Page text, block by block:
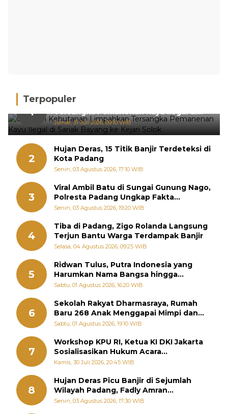
Terpopuler
1
Gakkum Kehutanan Limpahkan
Tersangka Pemanenan Kayu Ilegal di
Sariak Bayang ke Kejari Solok
Jumat, 31 Juli 2026, 09:10 WIB
2
Hujan Deras, 15 Titik Banjir Terdeteksi di
Kota Padang
Senin, 03 Agustus 2026, 17:10 WIB
3
Viral Ambil Batu di Sungai Gunung Nago,
Polresta Padang Ungkap Fakta
Sebenarnya
Senin, 03 Agustus 2026, 19:20 WIB
4
Tiba di Padang, Zigo Rolanda Langsung
Terjun Bantu Warga Terdampak Banjir
Selasa, 04 Agustus 2026, 09:25 WIB
5
Ridwan Tulus, Putra Indonesia yang
Harumkan Nama Bangsa hingga
Diabadikan dalam Buku Jepang
Sabtu, 01 Agustus 2026, 16:20 WIB
6
Sekolah Rakyat Dharmasraya, Rumah
Baru 268 Anak Menggapai Mimpi dan
Memutus Rantai Kemiskinan
Sabtu, 01 Agustus 2026, 19:10 WIB
7
Workshop KPU RI, Ketua KI DKI Jakarta
Sosialisasikan Hukum Acara
Penyelesaian Sengketa Informasi Publik
Kamis, 30 Juli 2026, 20:45 WIB
8
Hujan Deras Picu Banjir di Sejumlah
Wilayah Padang, Fadly Amran
Perintahkan OPD Siaga
Senin, 03 Agustus 2026, 17:30 WIB